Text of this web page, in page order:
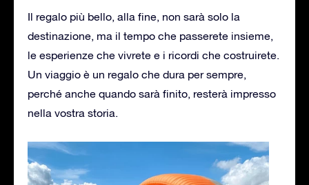
Il regalo più bello, alla fine, non sarà solo la
destinazione, ma il tempo che passerete insieme,
le esperienze che vivrete e i ricordi che costruirete.
Un viaggio è un regalo che dura per sempre,
perché anche quando sarà finito, resterà impresso
nella vostra storia.